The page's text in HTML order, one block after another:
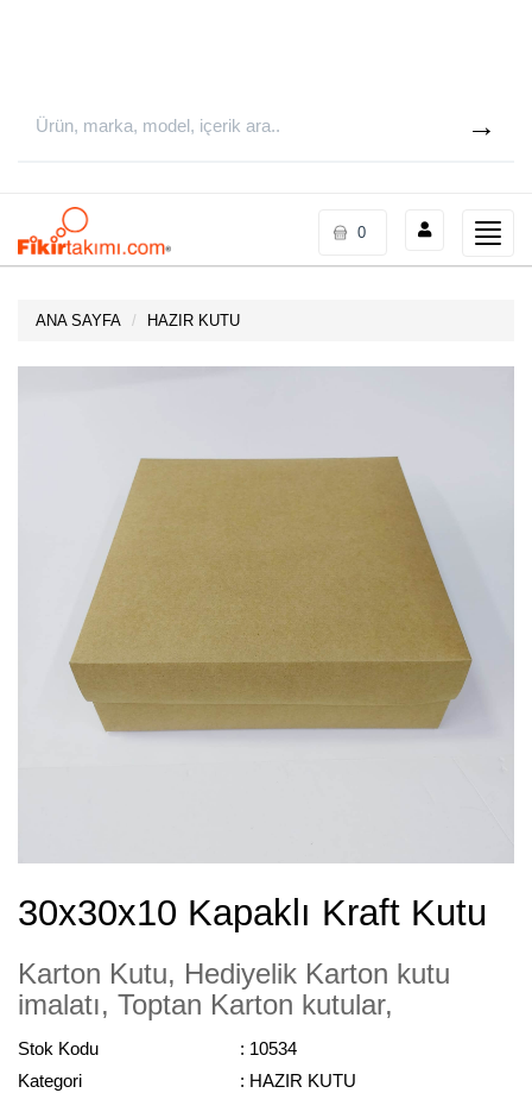
Toggle
0
ANA SAYFA HAZIR KUTU
30x30x10 Kapaklı Kraft Kutu
Karton Kutu, Hediyelik Karton kutu
imalatı, Toptan Karton kutular,
Stok Kodu
: 10534
Kategori
: HAZIR KUTU